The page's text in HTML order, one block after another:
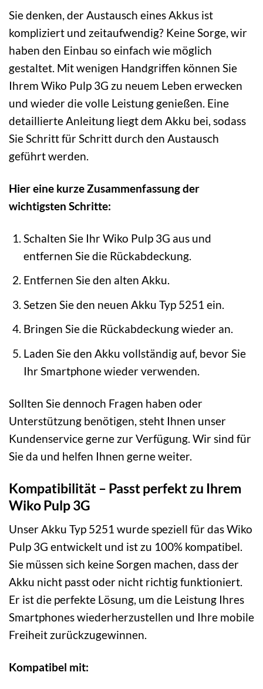
Sie denken, der Austausch eines Akkus ist
kompliziert und zeitaufwendig? Keine Sorge, wir
haben den Einbau so einfach wie möglich
gestaltet. Mit wenigen Handgriffen können Sie
Ihrem Wiko Pulp 3G zu neuem Leben erwecken
und wieder die volle Leistung genießen. Eine
detaillierte Anleitung liegt dem Akku bei, sodass
Sie Schritt für Schritt durch den Austausch
geführt werden.
Hier eine kurze Zusammenfassung der
wichtigsten Schritte:
Schalten Sie Ihr Wiko Pulp 3G aus und
entfernen Sie die Rückabdeckung.
Entfernen Sie den alten Akku.
Setzen Sie den neuen Akku Typ 5251 ein.
Bringen Sie die Rückabdeckung wieder an.
Laden Sie den Akku vollständig auf, bevor Sie
Ihr Smartphone wieder verwenden.
Sollten Sie dennoch Fragen haben oder
Unterstützung benötigen, steht Ihnen unser
Kundenservice gerne zur Verfügung. Wir sind für
Sie da und helfen Ihnen gerne weiter.
Kompatibilität – Passt perfekt zu Ihrem
Wiko Pulp 3G
Unser Akku Typ 5251 wurde speziell für das Wiko
Pulp 3G entwickelt und ist zu 100% kompatibel.
Sie müssen sich keine Sorgen machen, dass der
Akku nicht passt oder nicht richtig funktioniert.
Er ist die perfekte Lösung, um die Leistung Ihres
Smartphones wiederherzustellen und Ihre mobile
Freiheit zurückzugewinnen.
Kompatibel mit: